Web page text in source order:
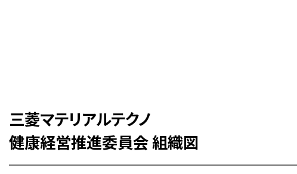
三菱マテリアルテクノ
健康経営推進委員会 組織図